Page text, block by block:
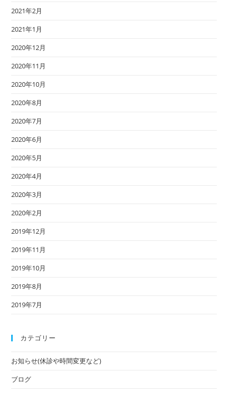
2021年2月
2021年1月
2020年12月
2020年11月
2020年10月
2020年8月
2020年7月
2020年6月
2020年5月
2020年4月
2020年3月
2020年2月
2019年12月
2019年11月
2019年10月
2019年8月
2019年7月
カテゴリー
お知らせ(休診や時間変更など)
ブログ